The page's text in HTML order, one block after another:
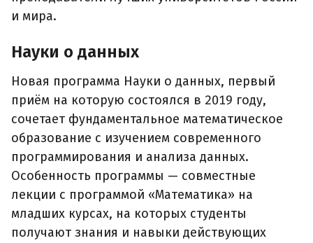
и мира.
Науки о данных
Новая программа Науки о данных, первый
приём на которую состоялся в 2019 году,
сочетает фундаментальное математическое
образование с изучением современного
программирования и анализа данных.
Особенность программы — совместные
лекции с программой «Математика» на
младших курсах, на которых студенты
получают знания и навыки действующих